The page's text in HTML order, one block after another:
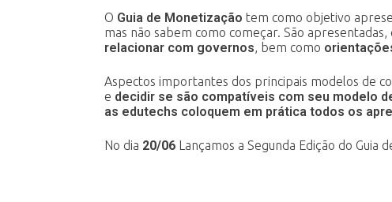
O Guia de Monetização tem como objetivo
mas não sabem como começar. São apresentadas,
relacionar com governos, bem como
Aspectos importantes dos principais modelos de
e decidir se são compatíveis com seu modelo
as edutechs coloquem em prática todos os
No dia 20/06 Lançamos a Segunda Edição do Guia